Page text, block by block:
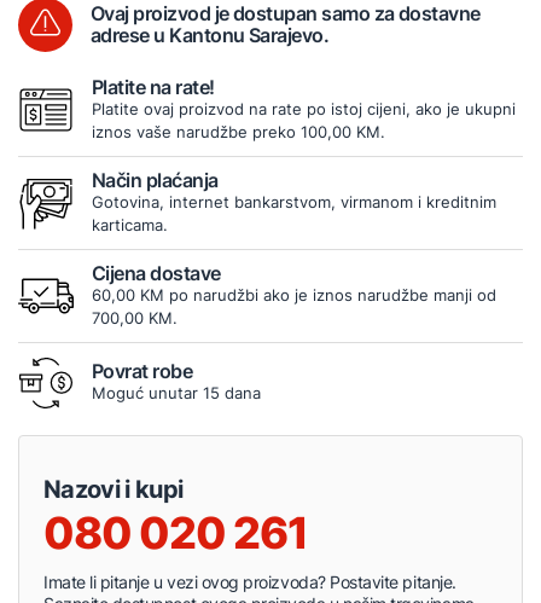
Ovaj proizvod je dostupan samo za dostavne
adrese u Kantonu Sarajevo.
Platite na rate!
Platite ovaj proizvod na rate po istoj cijeni, ako je ukupni
iznos vaše narudžbe preko 100,00 KM.
Način plaćanja
Gotovina, internet bankarstvom, virmanom i kreditnim
karticama.
Cijena dostave
60,00 KM po narudžbi ako je iznos narudžbe manji od
700,00 KM.
Povrat robe
Moguć unutar 15 dana
Nazovi i kupi
080 020 261
Imate li pitanje u vezi ovog proizvoda? Postavite pitanje.